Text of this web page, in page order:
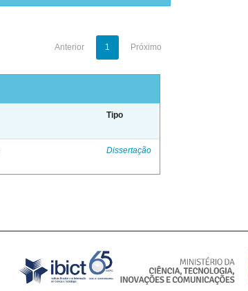
Anterior 1 Próximo
Tipo
Dissertação